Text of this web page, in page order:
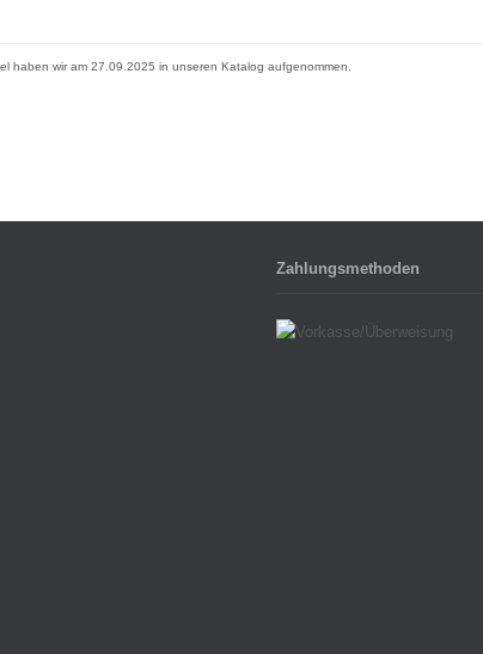
haben wir am 27.09.2025 in unseren Katalog aufgenommen.
Zahlungsmethoden